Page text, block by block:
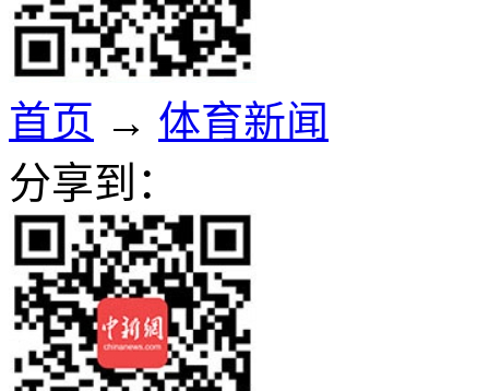
首页 → 体育新闻
分享到：